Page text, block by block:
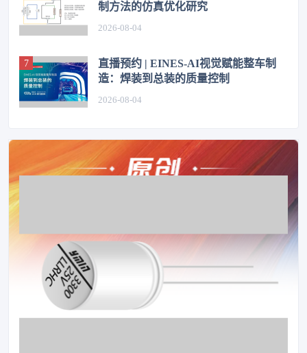
制方法的仿真优化研究
2026-08-04
直播预约 | EINES-AI视觉赋能整车制
造：焊装到总装的质量控制
2026-08-04